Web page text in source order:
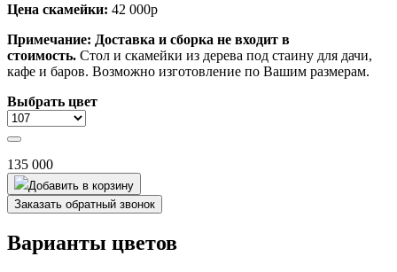
Цена скамейки: 42 000р
Примечание: Доставка и сборка не входит в
стоимость. Стол и скамейки из дерева под стаину для дачи,
кафе и баров. Возможно изготовление по Вашим размерам.
Выбрать цвет
135 000
Добавить в корзину
Заказать обратный звонок
Варианты цветов